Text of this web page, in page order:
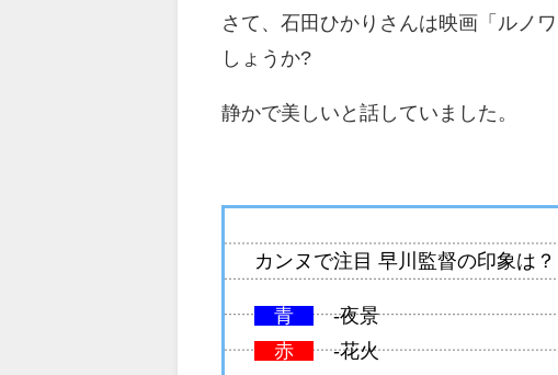
さて、石田ひかりさんは映画「ルノ
しょうか?
静かで美しいと話していました。
カンヌで注目 早川監督の印象は？
青
-夜景
赤
-花火